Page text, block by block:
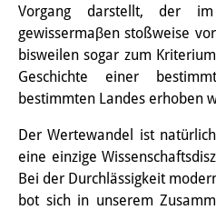
Research cluster:
Sustainability in
Research
Research
Japan
Vorgang darstellt, der
gewissermaβen stoßweise
bisweilen sogar zum
Geschichte einer
bestimmten Landes erhoben
Der Wertewandel ist
eine einzige
Bei der Durchlässigkeit
bot sich in unserem